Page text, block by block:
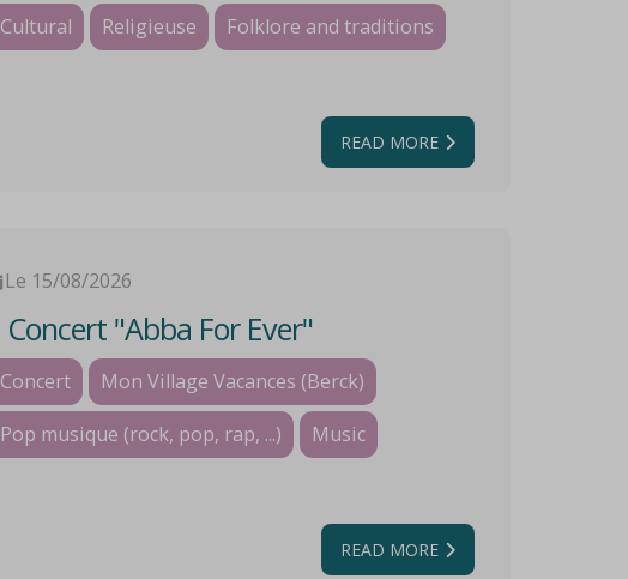
Cultural
Religieuse Folklore and traditions
READ MORE
Le 15/08/2026
Concert "Abba For Ever"
Concert
Mon Village Vacances (Berck)
Pop musique (rock, pop, rap, ...)
Music
READ MORE